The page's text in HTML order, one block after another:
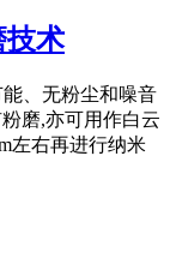
技术
、无粉尘和噪音
磨,亦可用作白云
左右再进行纳米